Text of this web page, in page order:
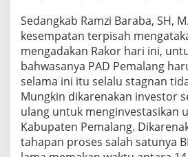
Sedangkab Ramzi Baraba, SH,
kesempatan terpisah
mengadakan Rakor hari ini,
bahwasanya PAD Pemalang
selama ini itu selalu stagnan
Mungkin dikarenakan investor
ulang untuk menginvestasikan
Kabupaten Pemalang.
tahapan proses salah satunya